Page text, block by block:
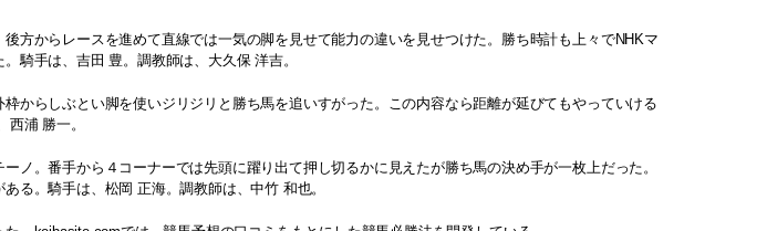
方からレースを進めて直線では一気の脚を見せて能力の違いを見せつけた。勝ち時計も上々でNHKマ
騎手は、吉田 豊。調教師は、大久保 洋吉。
からしぶとい脚を使いジリジリと勝ち馬を追いすがった。この内容なら距離が延びてもやっていける
浦 勝一。
ノ。番手から４コーナーでは先頭に躍り出て押し切るかに見えたが勝ち馬の決め手が一枚上だった。
る。騎手は、松岡 正海。調教師は、中竹 和也。